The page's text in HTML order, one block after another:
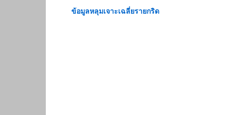
ข้อมูลหลุมเจาะเฉลี่ยรายกริด